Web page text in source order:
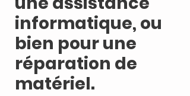
informatique, ou
bien pour une
réparation de
matériel.